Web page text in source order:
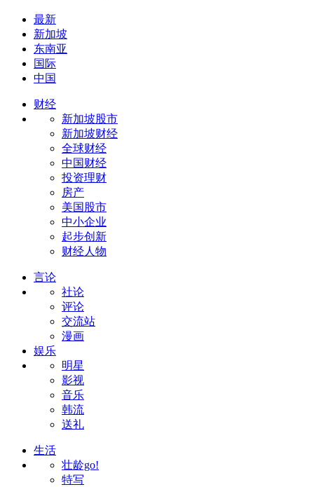
最新
新加坡
东南亚
国际
中国
财经
新加坡股市
新加坡财经
全球财经
中国财经
投资理财
房产
美国股市
中小企业
起步创新
财经人物
言论
社论
评论
交流站
漫画
娱乐
明星
影视
音乐
韩流
送礼
生活
壮龄go!
特写